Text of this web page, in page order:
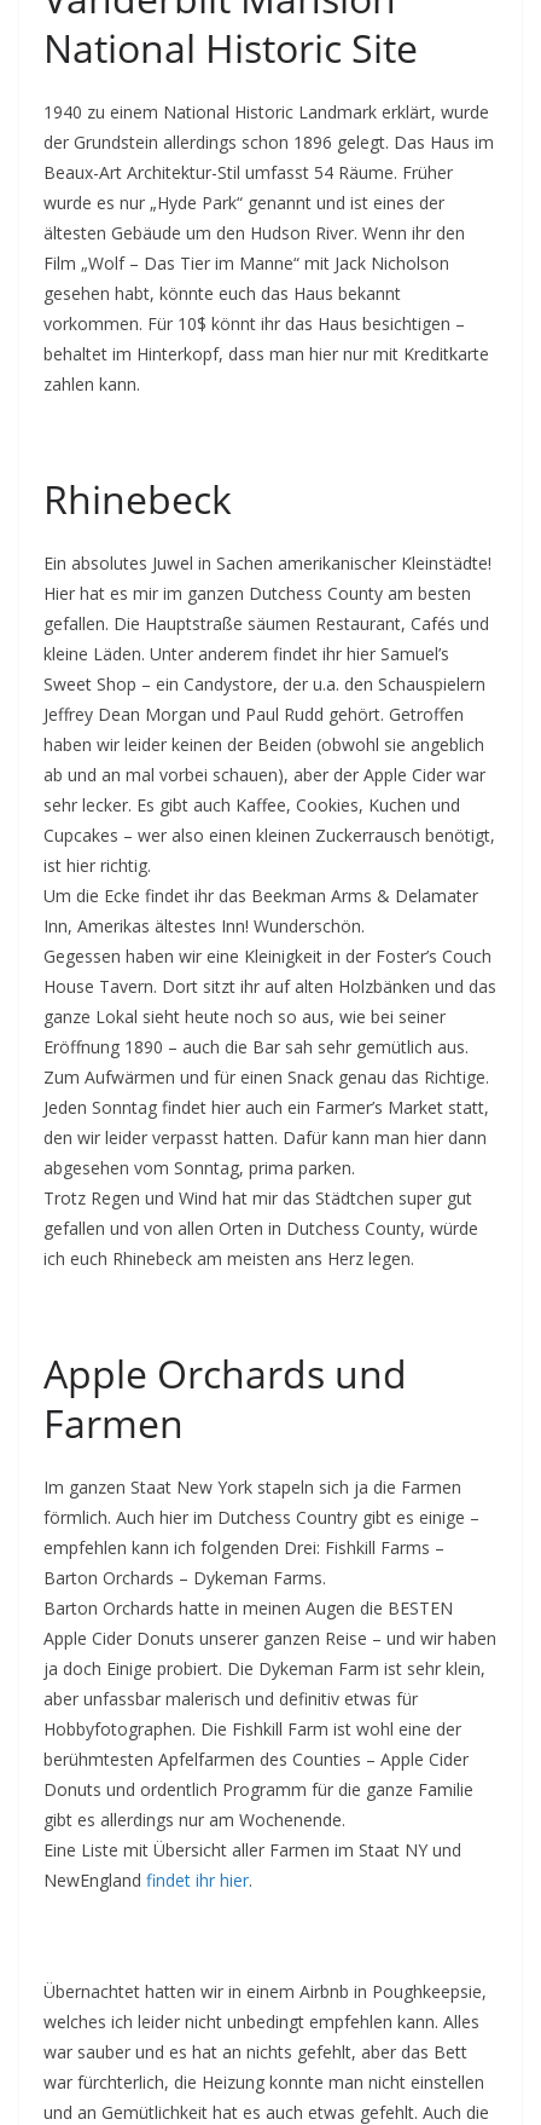
National Historic Site
1940 zu einem National Historic Landmark erklärt, wurde
der Grundstein allerdings schon 1896 gelegt. Das Haus im
Beaux-Art Architektur-Stil umfasst 54 Räume. Früher
wurde es nur „Hyde Park“ genannt und ist eines der
ältesten Gebäude um den Hudson River. Wenn ihr den
Film „Wolf – Das Tier im Manne“ mit Jack Nicholson
gesehen habt, könnte euch das Haus bekannt
vorkommen. Für 10$ könnt ihr das Haus besichtigen –
behaltet im Hinterkopf, dass man hier nur mit Kreditkarte
zahlen kann.
Rhinebeck
Ein absolutes Juwel in Sachen amerikanischer Kleinstädte!
Hier hat es mir im ganzen Dutchess County am besten
gefallen. Die Hauptstraße säumen Restaurant, Cafés und
kleine Läden. Unter anderem findet ihr hier Samuel’s
Sweet Shop – ein Candystore, der u.a. den Schauspielern
Jeffrey Dean Morgan und Paul Rudd gehört. Getroffen
haben wir leider keinen der Beiden (obwohl sie angeblich
ab und an mal vorbei schauen), aber der Apple Cider war
sehr lecker. Es gibt auch Kaffee, Cookies, Kuchen und
Cupcakes – wer also einen kleinen Zuckerrausch benötigt,
ist hier richtig.
Um die Ecke findet ihr das Beekman Arms & Delamater
Inn, Amerikas ältestes Inn! Wunderschön.
Gegessen haben wir eine Kleinigkeit in der Foster’s Couch
House Tavern. Dort sitzt ihr auf alten Holzbänken und das
ganze Lokal sieht heute noch so aus, wie bei seiner
Eröffnung 1890 – auch die Bar sah sehr gemütlich aus.
Zum Aufwärmen und für einen Snack genau das Richtige.
Jeden Sonntag findet hier auch ein Farmer’s Market statt,
den wir leider verpasst hatten. Dafür kann man hier dann
abgesehen vom Sonntag, prima parken.
Trotz Regen und Wind hat mir das Städtchen super gut
gefallen und von allen Orten in Dutchess County, würde
ich euch Rhinebeck am meisten ans Herz legen.
Apple Orchards und
Farmen
Im ganzen Staat New York stapeln sich ja die Farmen
förmlich. Auch hier im Dutchess Country gibt es einige –
empfehlen kann ich folgenden Drei: Fishkill Farms –
Barton Orchards – Dykeman Farms.
Barton Orchards hatte in meinen Augen die BESTEN
Apple Cider Donuts unserer ganzen Reise – und wir haben
ja doch Einige probiert. Die Dykeman Farm ist sehr klein,
aber unfassbar malerisch und definitiv etwas für
Hobbyfotographen. Die Fishkill Farm ist wohl eine der
berühmtesten Apfelfarmen des Counties – Apple Cider
Donuts und ordentlich Programm für die ganze Familie
gibt es allerdings nur am Wochenende.
Eine Liste mit Übersicht aller Farmen im Staat NY und
NewEngland findet ihr hier.
Übernachtet hatten wir in einem Airbnb in Poughkeepsie,
welches ich leider nicht unbedingt empfehlen kann. Alles
war sauber und es hat an nichts gefehlt, aber das Bett
war fürchterlich, die Heizung konnte man nicht einstellen
und an Gemütlichkeit hat es auch etwas gefehlt. Auch die